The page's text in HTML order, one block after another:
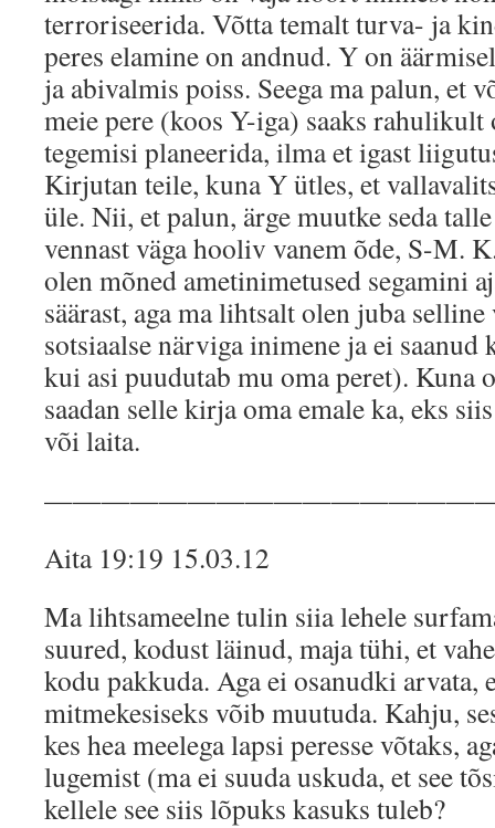
terroriseerida. Võtta temalt turva- ja
peres elamine on andnud. Y on
ja abivalmis poiss. Seega ma palun, et
meie pere (koos Y-iga) saaks rahulikult
tegemisi planeerida, ilma et igast
Kirjutan teile, kuna Y ütles, et
üle. Nii, et palun, ärge muutke seda
vennast väga hooliv vanem õde, S-M.
olen mõned ametinimetused segamini
säärast, aga ma lihtsalt olen juba
sotsiaalse närviga inimene ja ei
kui asi puudutab mu oma peret). Kuna
saadan selle kirja oma emale ka, eks
või laita.
Aita 19:19 15.03.12
Ma lihtsameelne tulin siia lehele
suured, kodust läinud, maja tühi, et
kodu pakkuda. Aga ei osanudki arvata,
mitmekesiseks võib muutuda. Kahju,
kes hea meelega lapsi peresse võtaks,
lugemist (ma ei suuda uskuda, et see
kellele see siis lõpuks kasuks tuleb?